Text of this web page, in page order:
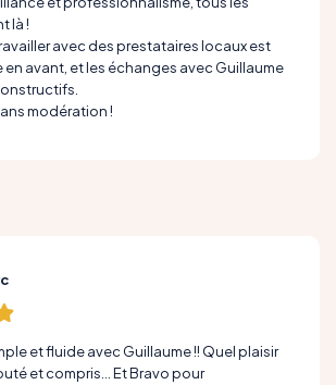
là !
avec des prestataires locaux est
en avant, et les échanges avec Guillaume
modération !
et fluide avec Guillaume !! Quel plaisir
et compris… Et Bravo pour